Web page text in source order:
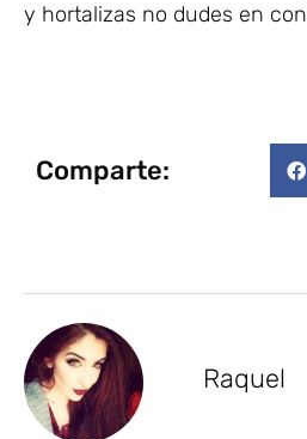
y hortalizas no dudes en
Comparte:
Raquel